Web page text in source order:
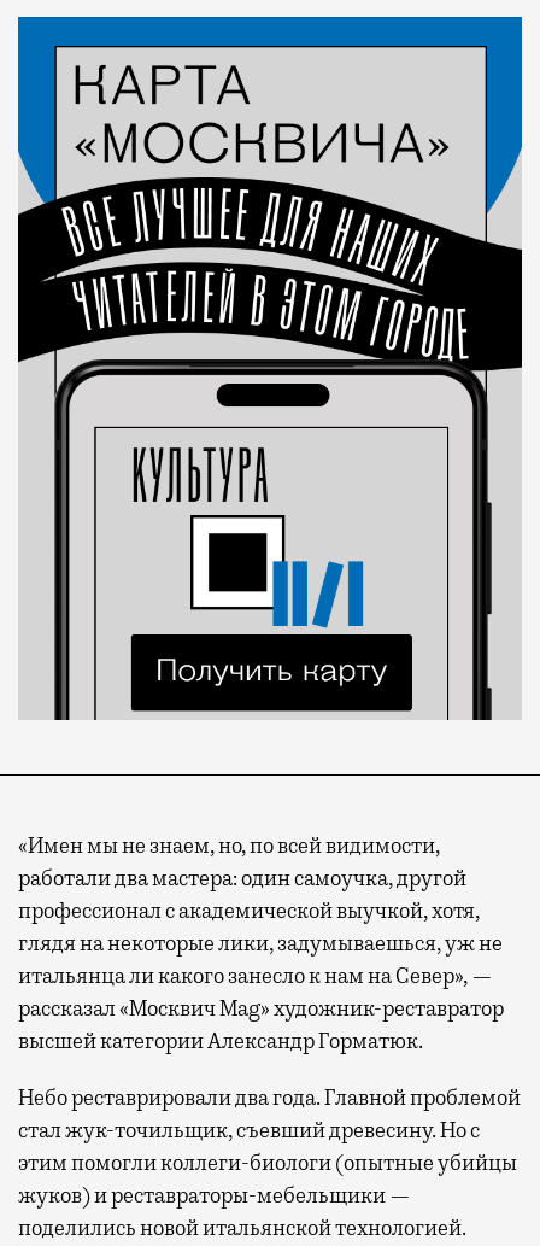
«Имен мы не знаем, но, по всей видимости,
работали два мастера: один самоучка, другой
профессионал с академической выучкой, хотя,
глядя на некоторые лики, задумываешься, уж не
итальянца ли какого занесло к нам на Север», —
рассказал «Москвич Mag» художник-реставратор
высшей категории Александр Горматюк.
Небо реставрировали два года. Главной проблемой
стал жук-точильщик, съевший древесину. Но с
этим помогли коллеги-биологи (опытные убийцы
жуков) и реставраторы-мебельщики —
поделились новой итальянской технологией.